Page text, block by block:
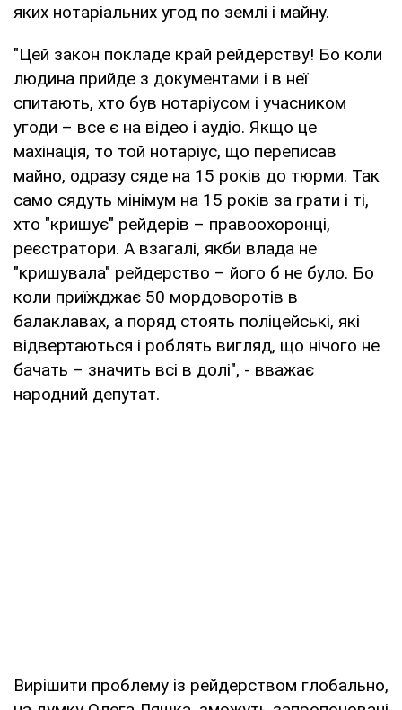
яких нотаріальних угод по землі і майну.
"Цей закон покладе край рейдерству! Бо коли
людина прийде з документами і в неї
спитають, хто був нотаріусом і учасником
угоди – все є на відео і аудіо. Якщо це
махінація, то той нотаріус, що переписав
майно, одразу сяде на 15 років до тюрми. Так
само сядуть мінімум на 15 років за грати і ті,
хто "кришує" рейдерів – правоохоронці,
реєстратори. А взагалі, якби влада не
"кришувала" рейдерство – його б не було. Бо
коли приїжджає 50 мордоворотів в
балаклавах, а поряд стоять поліцейські, які
відвертаються і роблять вигляд, що нічого не
бачать – значить всі в долі", - вважає
народний депутат.
Вирішити проблему із рейдерством глобально,